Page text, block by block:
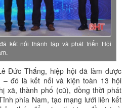
kết nối thành lập và phát triển Hội
Đức Thắng, hiệp hội đã làm được
– đó là kết nối và kiện toàn 13 hội
xã, thành phố (cũ), đồng thời phát
phía Nam, tạo mạng lưới liên kết